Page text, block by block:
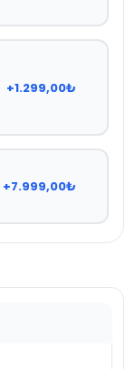
+1.299,00₺
+7.999,00₺